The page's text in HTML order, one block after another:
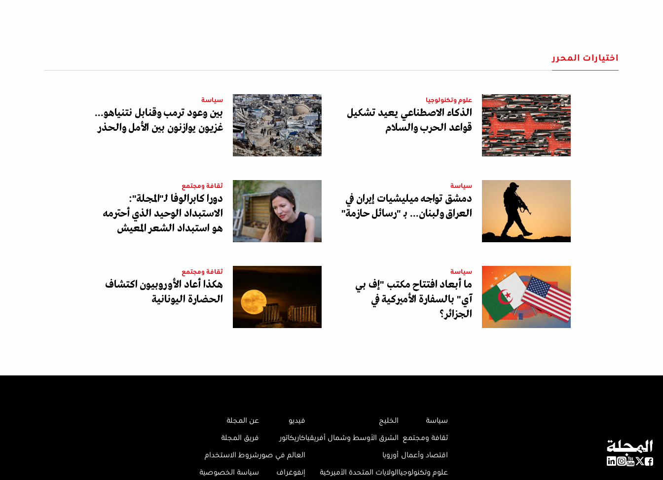
اختيارات المحرر
علوم وتكنولوجيا
الذكاء الاصطناعي يعيد تشكيل
قواعد الحرب والسلام
سياسة
بين وعود ترمب وقنابل نتنياهو...
غزيون يوازنون بين الأمل والحذر
سياسة
دمشق تواجه ميليشيات إيران في
العراق ولبنان... بـ "رسائل حازمة"
ثقافة ومجتمع
دورا كابرالوفا لـ"المجلة":
الاستبداد الوحيد الذي أحترمه
هو استبداد الشعر المعيش
سياسة
ما أبعاد افتتاح مكتب "إف بي
آي" بالسفارة الأميركية في
الجزائر؟
ثقافة ومجتمع
هكذا أعاد الأوروبيون اكتشاف
الحضارة اليونانية
سياسة
ثقافة ومجتمع
اقتصاد وأعمال
علوم وتكنولوجيا
الخليج
الشرق الأوسط وشمال أفريقيا
أوروبا
الولايات المتحدة الأميركية
فيديو
كاريكاتور
العالم في صور
إنفوغراف
عن المجلة
فريق المجلة
شروط الاستخدام
سياسة الخصوصية